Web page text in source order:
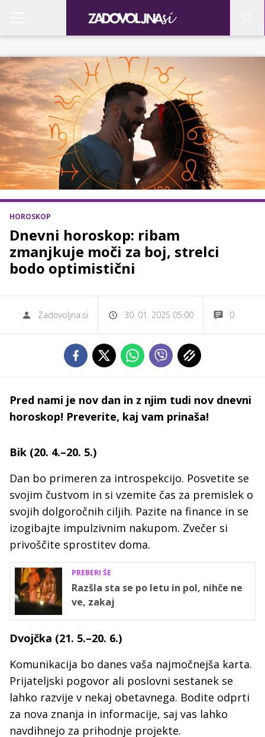
HOROSKOP
Dnevni horoskop: ribam
zmanjkuje moči za boj, strelci
bodo optimistični
Zadovoljna.si 30. 01. 2025 05.00 0
Pred nami je nov dan in z njim tudi nov dnevni
horoskop! Preverite, kaj vam prinaša!
Bik (20. 4.–20. 5.)
Dan bo primeren za introspekcijo. Posvetite se
svojim čustvom in si vzemite čas za premislek o
svojih dolgoročnih ciljih. Pazite na finance in se
izogibajte impulzivnim nakupom. Zvečer si
privoščite sprostitev doma.
PREBERI ŠE
Razšla sta se po letu in pol, nihče ne
ve, zakaj
Dvojčka (21. 5.–20. 6.)
Komunikacija bo danes vaša najmočnejša karta.
Prijateljski pogovor ali poslovni sestanek se
lahko razvije v nekaj obetavnega. Bodite odprti
za nova znanja in informacije, saj vas lahko
navdihnejo za prihodnje projekte.